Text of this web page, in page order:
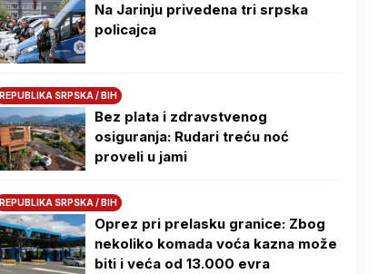
Na Јarinju privedena tri srpska
policajca
REPUBLIKA SRPSKA / BIH
Bez plata i zdravstvenog
osiguranja: Rudari treću noć
proveli u jami
REPUBLIKA SRPSKA / BIH
Oprez pri prelasku granice: Zbog
nekoliko komada voća kazna može
biti i veća od 13.000 evra